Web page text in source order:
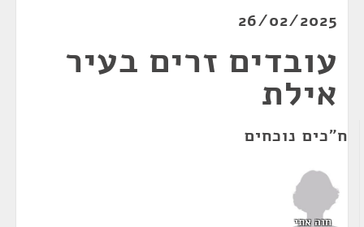
26/02/2025
עובדים זרים בעיר
אילת
ח"כים נוכחים
חוה אתי